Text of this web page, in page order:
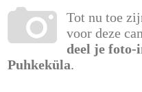
Tot nu toe
voor deze
deel je
Puhkeküla.